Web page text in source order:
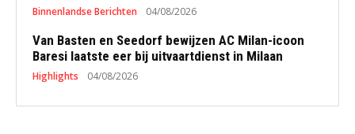
Binnenlandse Berichten 04/08/2026
Van Basten en Seedorf bewijzen AC Milan-icoon
Baresi laatste eer bij uitvaartdienst in Milaan
Highlights 04/08/2026